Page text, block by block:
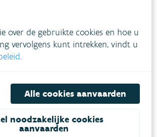
de Vrouwvliet door het Mechels
over de gebruikte cookies en hoe u
vervolgens kunt intrekken, vindt u
.
Alle cookies aanvaarden
noodzakelijke cookies
aanvaarden